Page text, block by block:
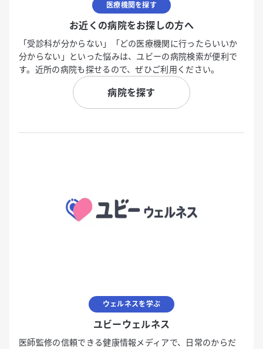
医療機関を探す
お近くの病院をお探しの方へ
「受診科が分からない」「どの医療機関に行ったらいいか
分からない」といった悩みは、ユビーの病院検索が便利で
す。近所の病院も探せるので、ぜひご利用ください。
病院を探す
ウェルネスを学ぶ
ユビーウェルネス
医師監修の信頼できる健康情報メディアで、日常のからだ